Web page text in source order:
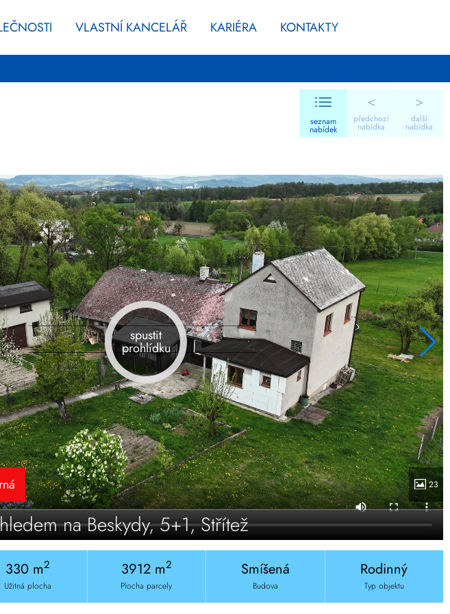
VLASTNÍ KANCELÁŘ KARIÉRA KONTAKTY
<
předchozí
nabídka
seznam
nabídek
>
další
nabídka
spustit
prohlídku
23
na Beskydy, 5+1, Střítež
330 m2
Užitná plocha
3912 m2
Plocha parcely
Smíšená
Budova
Rodinný
Typ objektu